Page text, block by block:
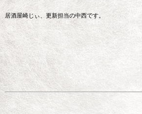
居酒屋崎じぃ、更新担当の中西です。